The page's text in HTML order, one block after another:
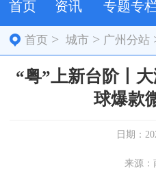
首页 资讯 专题专
首页 >城市 > 广州分站
“粤”上新台阶丨
球爆款
日期：
来源：